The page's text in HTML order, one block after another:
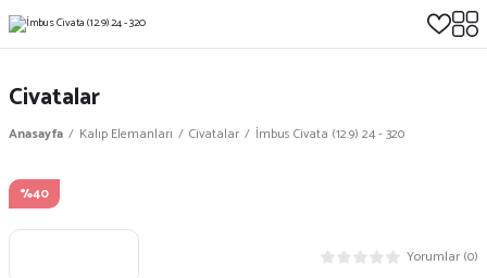
Civatalar
Anasayfa Kalıp Elemanları Civatalar İmbus Civata (12.9) 24 - 320
%40
Yorumlar (0)